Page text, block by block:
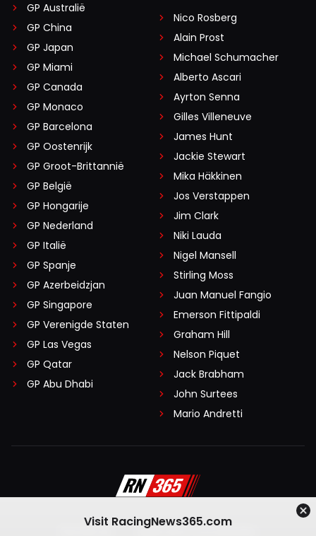
GP Australië
GP China
GP Japan
GP Miami
GP Canada
GP Monaco
GP Barcelona
GP Oostenrijk
GP Groot-Brittannië
GP België
GP Hongarije
GP Nederland
GP Italië
GP Spanje
GP Azerbeidzjan
GP Singapore
GP Verenigde Staten
GP Las Vegas
GP Qatar
GP Abu Dhabi
Nico Rosberg
Alain Prost
Michael Schumacher
Alberto Ascari
Ayrton Senna
Gilles Villeneuve
James Hunt
Jackie Stewart
Mika Häkkinen
Jos Verstappen
Jim Clark
Niki Lauda
Nigel Mansell
Stirling Moss
Juan Manuel Fangio
Emerson Fittipaldi
Graham Hill
Nelson Piquet
Jack Brabham
John Surtees
Mario Andretti
Algemene voorwaarden
Visit RacingNews365.com